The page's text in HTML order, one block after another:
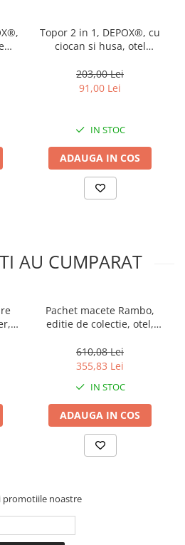
Topor 2 in 1, DEPOX®, cu
ciocan si husa, otel
203,00 Lei
91,00 Lei
IN STOC
ADAUGA IN COS
AU CUMPARAT
Pachet macete Rambo,
editie de colectie, otel,
610,08 Lei
355,83 Lei
IN STOC
ADAUGA IN COS
promotiile noastre